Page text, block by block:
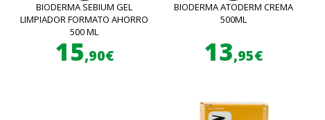
BIODERMA SEBIUM GEL
LIMPIADOR FORMATO AHORRO
500 ML
15,90€
BIODERMA ATODERM CREMA
500ML
13,95€